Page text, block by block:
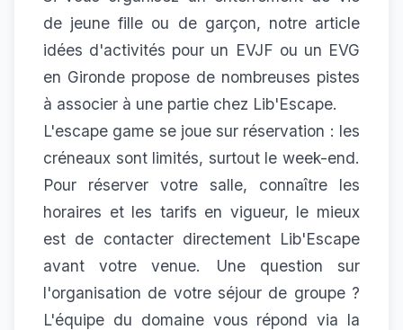
de jeune fille ou de garçon, notre article
idées d'activités pour un EVJF ou un EVG
en Gironde propose de nombreuses pistes
à associer à une partie chez Lib'Escape.
L'escape game se joue sur réservation : les
créneaux sont limités, surtout le week-end.
Pour réserver votre salle, connaître les
horaires et les tarifs en vigueur, le mieux
est de contacter directement Lib'Escape
avant votre venue. Une question sur
l'organisation de votre séjour de groupe ?
L'équipe du domaine vous répond via la